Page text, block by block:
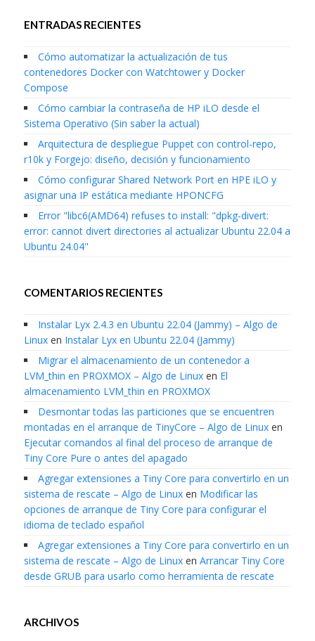
ENTRADAS RECIENTES
Cómo automatizar la actualización de tus
contenedores Docker con Watchtower y Docker
Compose
Cómo cambiar la contraseña de HP iLO desde el
Sistema Operativo (Sin saber la actual)
Arquitectura de despliegue Puppet con control-repo,
r10k y Forgejo: diseño, decisión y funcionamiento
Cómo configurar Shared Network Port en HPE iLO y
asignar una IP estática mediante HPONCFG
Error "libc6(AMD64) refuses to install: "dpkg-divert:
error: cannot divert directories al actualizar Ubuntu 22.04 a
Ubuntu 24.04"
COMENTARIOS RECIENTES
Instalar Lyx 2.4.3 en Ubuntu 22.04 (Jammy) – Algo de
Linuxen Instalar Lyx en Ubuntu 22.04 (Jammy)
Migrar el almacenamiento de un contenedor a
LVM_thin en PROXMOX – Algo de Linuxen El
almacenamiento LVM_thin en PROXMOX
Desmontar todas las particiones que se encuentren
montadas en el arranque de TinyCore – Algo de Linuxen
Ejecutar comandos al final del proceso de arranque de
Tiny Core Pure o antes del apagado
Agregar extensiones a Tiny Core para convertirlo en un
sistema de rescate – Algo de Linuxen Modificar las
opciones de arranque de Tiny Core para configurar el
idioma de teclado español
Agregar extensiones a Tiny Core para convertirlo en un
sistema de rescate – Algo de Linuxen Arrancar Tiny Core
desde GRUB para usarlo como herramienta de rescate
ARCHIVOS